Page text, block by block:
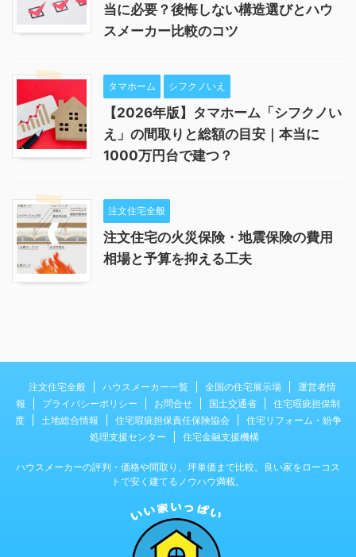
当に必要？後悔しない構造選びとハウ
スメーカー比較のコツ
タマホーム シフクノいえ
【2026年版】タマホーム「シフクノい
え」の間取りと総額の目安｜本当に
1000万円台で建つ？
注文住宅全般
注文住宅の火災保険・地震保険の費用
相場と予算を抑える工夫
注文住宅全般 ハウスメーカー一覧 全国の住宅展示場
運営者情
報
プライバシーポリシー お問合せ 国土交通省
住宅瑕疵担保制
度
土地総合情報 住宅瑕疵担保責任保険協会
住宅リフォーム・紛争
処理支援センター
住宅金融支援機構
ハウスメーカーの評判・価格や間取り、坪単価まで比較。良い家をローコス
トで安く建てるノウハウ満載。